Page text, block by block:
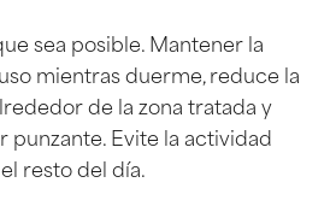
sea posible. Mantener la
mientras duerme, reduce la
de la zona tratada y
punzante. Evite la actividad
resto del día.